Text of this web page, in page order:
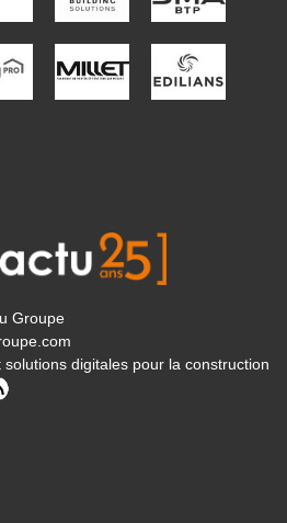
Groupe
solutions digitales pour la construction